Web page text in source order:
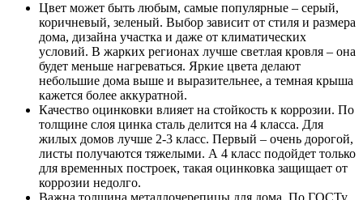
Цвет может быть любым, самые популярные – серый,
коричневый, зеленый. Выбор зависит от стиля и размера
дома, дизайна участка и даже от климатических
условий. В жарких регионах лучше светлая кровля – она
будет меньше нагреваться. Яркие цвета делают
небольшие дома выше и выразительнее, а темная крыша
кажется более аккуратной.
Качество оцинковки влияет на стойкость к коррозии. По
толщине слоя цинка сталь делится на 4 класса. Для
жилых домов лучше 2-3 класс. Первый – очень дорогой,
листы получаются тяжелыми. А 4 класс подойдет только
для временных построек, такая оцинковка защищает от
коррозии недолго.
Важна толщина металлочерепицы для дома. По ГОСТу